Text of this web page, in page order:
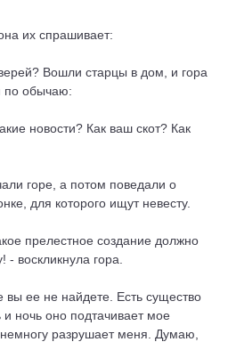
их спрашивает:
Вошли старцы в дом, и гора
по обычаю:
новости? Как ваш скот? Как
горе, а потом поведали о
для которого ищут невесту.
прелестное создание должно
воскликнула гора.
ее не найдете. Есть существо
ночь оно подтачивает мое
разрушает меня. Думаю,